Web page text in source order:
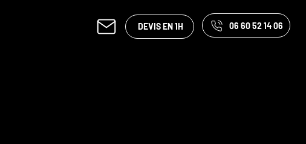
DEVIS EN 1H 06 60 52 14 06